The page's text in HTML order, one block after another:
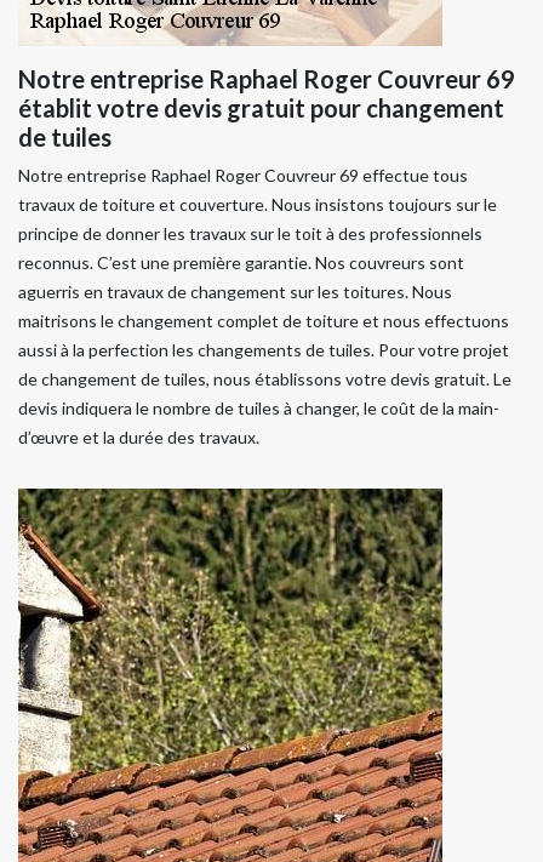
Notre entreprise Raphael Roger Couvreur 69
établit votre devis gratuit pour changement
de tuiles
Notre entreprise Raphael Roger Couvreur 69 effectue tous
travaux de toiture et couverture. Nous insistons toujours sur le
principe de donner les travaux sur le toit à des professionnels
reconnus. C’est une première garantie. Nos couvreurs sont
aguerris en travaux de changement sur les toitures. Nous
maitrisons le changement complet de toiture et nous effectuons
aussi à la perfection les changements de tuiles. Pour votre projet
de changement de tuiles, nous établissons votre devis gratuit. Le
devis indiquera le nombre de tuiles à changer, le coût de la main-
d’œuvre et la durée des travaux.